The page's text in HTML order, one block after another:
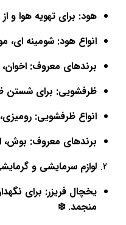
هود: برای تهویه هوا و
انواع هود: شومینه ای،
برندهای معروف: اخوان،
ظرفشویی: برای شستن
انواع ظرفشویی: رومیزی،
برندهای معروف:
لوازم سرمایشی و
یخچال فریزر: برای
منجمد. ❄️